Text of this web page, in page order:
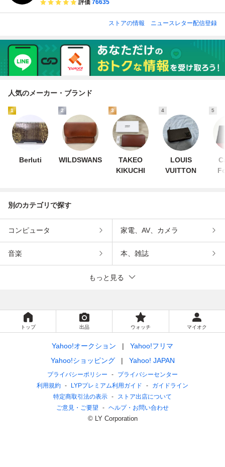
評価 76635
ストアの情報 ニュースレター配信登録
人気のメーカー・ブランド
1
Berluti
2
WILDSWANS
3
TAKEO
KIKUCHI
4
LOUIS
VUITTON
5
別のカテゴリで探す
コンピュータ 家電、AV、カメラ
音楽 本、雑誌
もっと見る
トップ 出品 ウォッチ マイオク
Yahoo!オークション
Yahoo!フリマ
Yahoo!ショッピング
Yahoo! JAPAN
プライバシーポリシー
プライバシーセンター
利用規約
LYPプレミアム利用ガイド
ガイドライン
特定商取引法の表示
ストア出店について
ご意見・ご要望
ヘルプ・お問い合わせ
© LY Corporation